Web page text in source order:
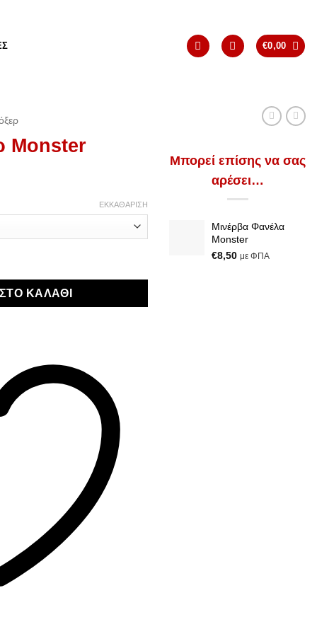
€0,00
Monster
ΕΚΚΑΘΆΡΙΣΗ
ΚΑΛΆΘΙ
Μπορεί επίσης να σας
αρέσει…
Μινέρβα Φανέλα
Monster
€8,50 με ΦΠΑ